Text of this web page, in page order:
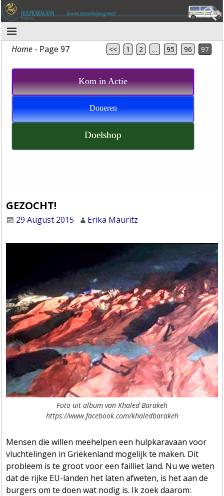
Home - Page 97 << 1 2 … 95 96 97
Kom in Actie
Doneren
Doelshop
GEZOCHT!
29 August 2015 Erika Mauritz
Foto uit album van Khaled Barakeh
https://www.facebook.com/khaledbarakeh
Mensen die willen meehelpen een hulpkaravaan voor
vluchtelingen in Griekenland mogelijk te maken. Dit
probleem is te groot voor een failliet land. Nu we weten
dat de rijke EU-landen het laten afweten, is het aan de
burgers om te doen wat nodig is. Ik zoek daarom: